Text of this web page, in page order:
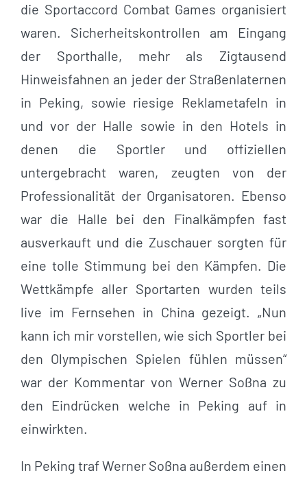
die Sportaccord Combat Games organisiert
waren. Sicherheitskontrollen am Eingang
der Sporthalle, mehr als Zigtausend
Hinweisfahnen an jeder der Straßenlaternen
in Peking, sowie riesige Reklametafeln in
und vor der Halle sowie in den Hotels in
denen die Sportler und offiziellen
untergebracht waren, zeugten von der
Professionalität der Organisatoren. Ebenso
war die Halle bei den Finalkämpfen fast
ausverkauft und die Zuschauer sorgten für
eine tolle Stimmung bei den Kämpfen. Die
Wettkämpfe aller Sportarten wurden teils
live im Fernsehen in China gezeigt. „Nun
kann ich mir vorstellen, wie sich Sportler bei
den Olympischen Spielen fühlen müssen“
war der Kommentar von Werner Soßna zu
den Eindrücken welche in Peking auf in
einwirkten.
In Peking traf Werner Soßna außerdem einen